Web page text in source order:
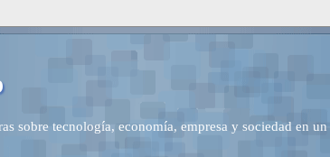
sobre tecnología, economía, empresa y sociedad en